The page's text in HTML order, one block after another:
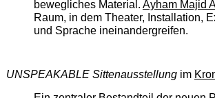
bewegliches Material. Ayham Majid
Raum, in dem Theater, Installation,
und Sprache ineinandergreifen.
UNSPEAKABLE Sittenausstellungim